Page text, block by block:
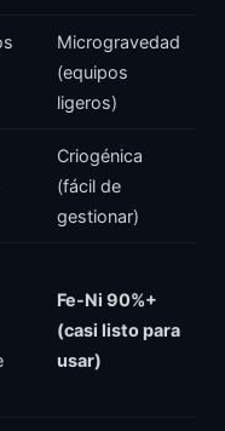
Microgravedad
(equipos
ligeros)
Criogénica
(fácil de
gestionar)
Fe-Ni 90%+
(casi listo para
usar)